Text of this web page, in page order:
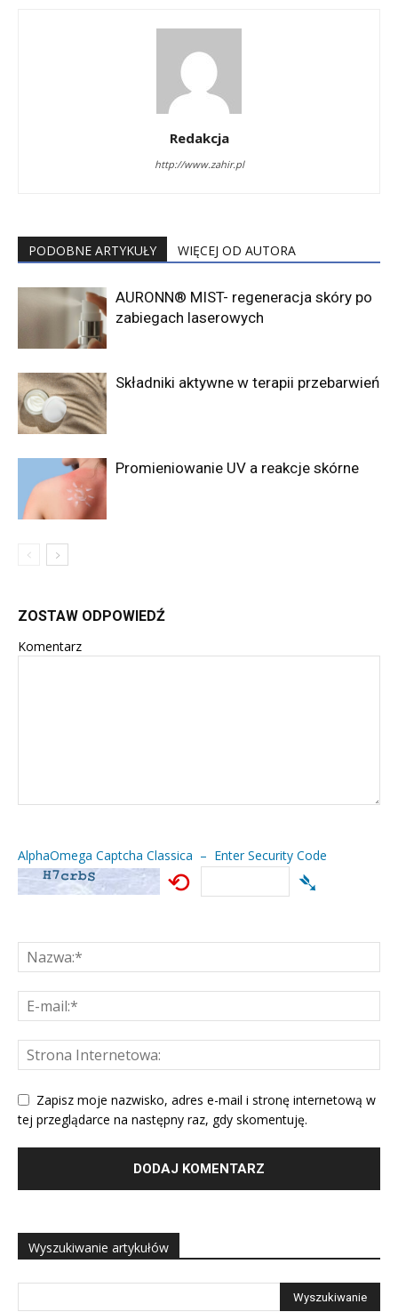
Redakcja
http://www.zahir.pl
PODOBNE ARTYKUŁY WIĘCEJ OD AUTORA
AURONN® MIST- regeneracja skóry po
zabiegach laserowych
Składniki aktywne w terapii przebarwień
Promieniowanie UV a reakcje skórne
ZOSTAW ODPOWIEDŹ
Komentarz
AlphaOmega Captcha Classica – Enter Security Code
⟲ ➴
Zapisz moje nazwisko, adres e-mail i stronę internetową w
tej przeglądarce na następny raz, gdy skomentuję.
Wyszukiwanie artykułów